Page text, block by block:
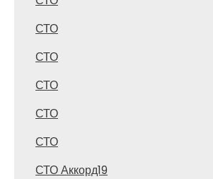
СТО
СТО
СТО
СТО
СТО
СТО Аккорд19